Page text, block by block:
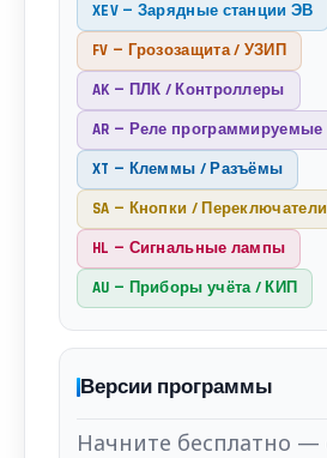
XEV — Зарядные станции ЭВ
FV — Грозозащита / УЗИП
AK — ПЛК / Контроллеры
AR — Реле программируемые
XT — Клеммы / Разъёмы
SA — Кнопки / Переключатели
HL — Сигнальные лампы
AU — Приборы учёта / КИП
Версии программы
Начните бесплатно —